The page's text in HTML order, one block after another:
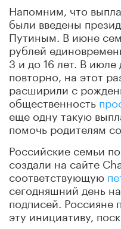
Напомним, что
были введены
Путиным. В июне
рублей
3 и до 16 лет. В
повторно, на этот
расширили с
общественность
еще одну такую
помочь родителям
Российские семьи
создали на сайте
соответствующую
сегодняшний день
подписей. Россияне
эту инициативу,